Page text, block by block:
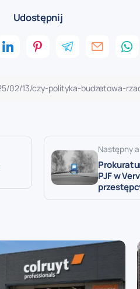
Udostępnij
Następny
PJF w